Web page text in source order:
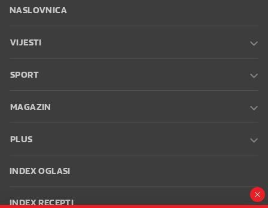
NASLOVNICA
VIJESTI
SPORT
MAGAZIN
PLUS
INDEX OGLASI
INDEX RECEPTI